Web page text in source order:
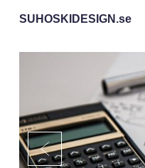
SUHOSKIDESIGN.se